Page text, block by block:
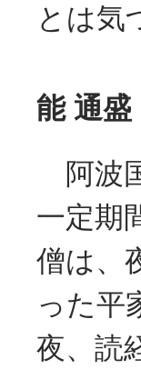
とは気
能 通盛
阿波
一定期
僧は、
った平
夜、読